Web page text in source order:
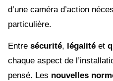
d’une caméra d’action
particulière.
Entre sécurité, légalité et
chaque aspect de
pensé. Les nouvelles